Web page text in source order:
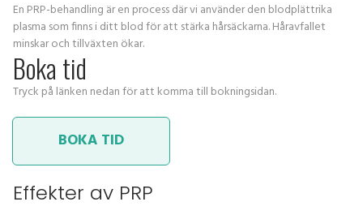
En PRP-behandling är en process där vi använder den blodplättrika
plasma som finns i ditt blod för att stärka hårsäckarna. Håravfallet
minskar och tillväxten ökar.
Boka tid
Tryck på länken nedan för att komma till bokningsidan.
BOKA TID
Effekter av PRP